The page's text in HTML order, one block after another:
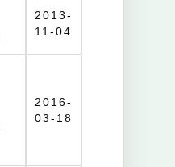
2013-
11-04
2016-
03-18